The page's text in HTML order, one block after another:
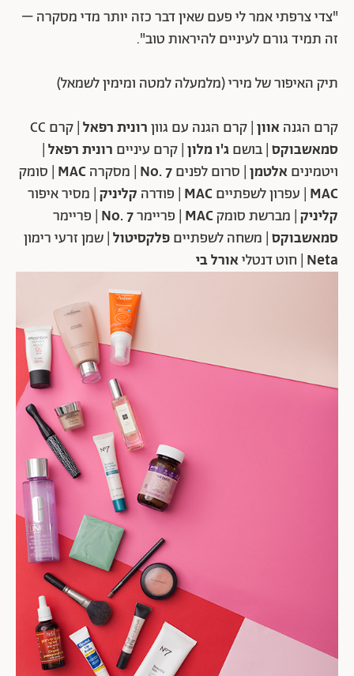
"צדי צרפתי אמר לי פעם שאין דבר כזה יותר מדי מסקרה –
זה תמיד גורם לעיניים להיראות טוב".
תיק האיפור של מירי (מלמעלה למטה ומימין לשמאל)
קרם הגנהאוון | קרם הגנה עם גווןרוניתרפאל | קרם CC
סמאשבוקס | בושםג'ו מלון | קרם עיניים רונית רפאל
ויטמיניםאלטמן | סרום לפניםNo. 7 | מסקרה MAC | סומק
MAC | עפרון לשפתיים MAC | פודרה קליניק | מסיר איפור
קליניק | מברשת סומקMAC | פריימרNo. 7 | פריימר
סמאשבוקס | משחה לשפתייםפלקסיטול | שמן זרעי רימון
Neta | חוט דנטליאורל בי